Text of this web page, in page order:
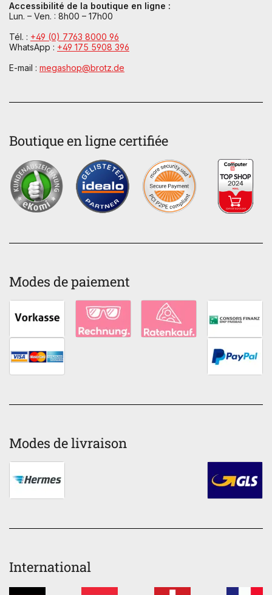
Accessibilité de la boutique en ligne :
Lun. – Ven. : 8h00 – 17h00
Tél. : +49 (0) 7763 8000 96
WhatsApp : +49 175 5908 396
E-mail : megashop@brotz.de
Boutique en ligne certifiée
Modes de paiement
Modes de livraison
International